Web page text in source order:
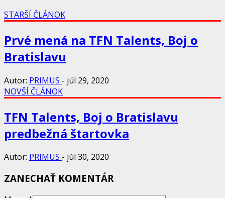
STARŠÍ ČLÁNOK
Prvé mená na TFN Talents, Boj o
Bratislavu
Autor: PRIMUS - júl 29, 2020
NOVŠÍ ČLÁNOK
TFN Talents, Boj o Bratislavu
predbežná štartovka
Autor: PRIMUS - júl 30, 2020
ZANECHAŤ KOMENTÁR